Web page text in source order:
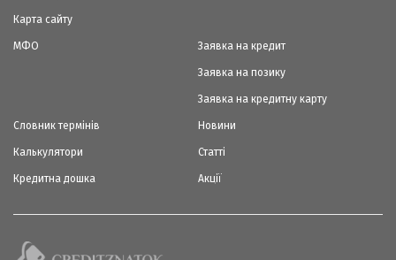
Карта сайту
МФО Заявка на кредит
Заявка на позику
Заявка на кредитну карту
Словник термінів
Калькулятори
Кредитна дошка
Новини
Статті
Акції